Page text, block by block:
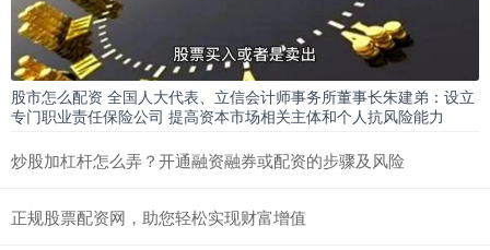
股市怎么配资 全国人大代表、立信会计师事务所董事长朱建弟：设立
专门职业责任保险公司 提高资本市场相关主体和个人抗风险能力
炒股加杠杆怎么弄？开通融资融券或配资的步骤及风险
正规股票配资网，助您轻松实现财富增值